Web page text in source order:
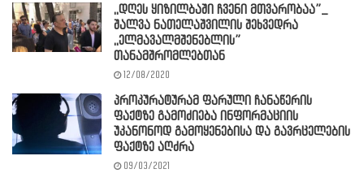
,,დღეს ყიზილბაში ჩვენი მთვარობაა”_
შალვა ნათელაშვილის შეხვედრა
,,ელმავალმშენებლის”
თანამშრომლებთან
12/08/2020
პროკურატურამ ფარული ჩანაწერის
ფაქტზე გამოძიება ინფორმაციის
უკანონოდ გამოყენებისა და გავრცელების
ფაქტზე აღძრა
09/03/2021